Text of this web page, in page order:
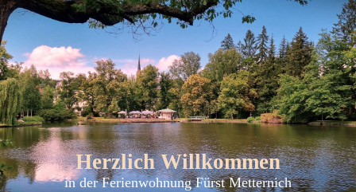
Herzlich Willkommen
in der Ferienwohnung Fürst Metternich